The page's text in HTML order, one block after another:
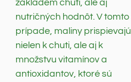
základem chuti, ale aj
nutričných hodnôt. V tomto
prípade, maliny prispievajú
nielen k chuti, ale aj k
množstvu vitamínov a
antioxidantov, ktoré sú